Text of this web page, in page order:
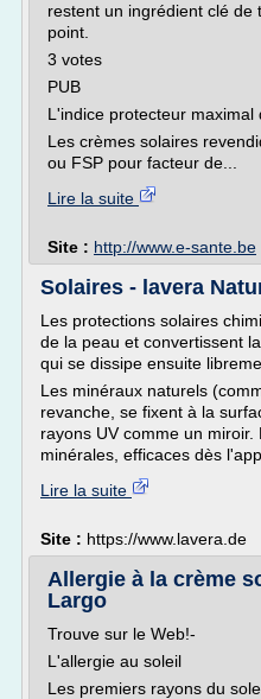
restent un ingrédient clé de
point.
3 votes
PUB
L'indice protecteur
Les crèmes solaires
ou FSP pour facteur de...
Lire la suite
Site : http://www.e-sante.be
Solaires - lavera
Les protections solaires
de la peau et convertissent
qui se dissipe ensuite
Les minéraux naturels
revanche, se fixent à la
rayons UV comme un
minérales, efficaces dès
Lire la suite
Site : https://www.lavera.de
Allergie à la crème
Largo
Trouve sur le Web!-
L'allergie au soleil
Les premiers rayons du